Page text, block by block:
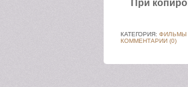
При
КАТЕГОРИЯ: ФИЛЬМЫ
КОММЕНТАРИИ (0)